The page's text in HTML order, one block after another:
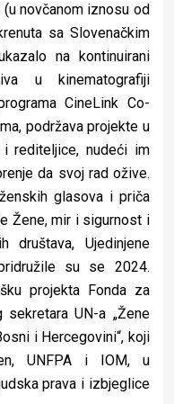
novčanom iznosu od
sa Slovenačkim
na kontinuirani
u kinematografiji
CineLink Co-
podržava projekte u
rediteljice, nudeći im
da svoj rad ožive.
glasova i priča
Žene, mir i sigurnost i
društava, Ujedinjene
su se 2024.
projekta Fonda za
sekretara UN-a „Žene
i Hercegovini“, koji
UNFPA i IOM, u
prava i izbjeglice